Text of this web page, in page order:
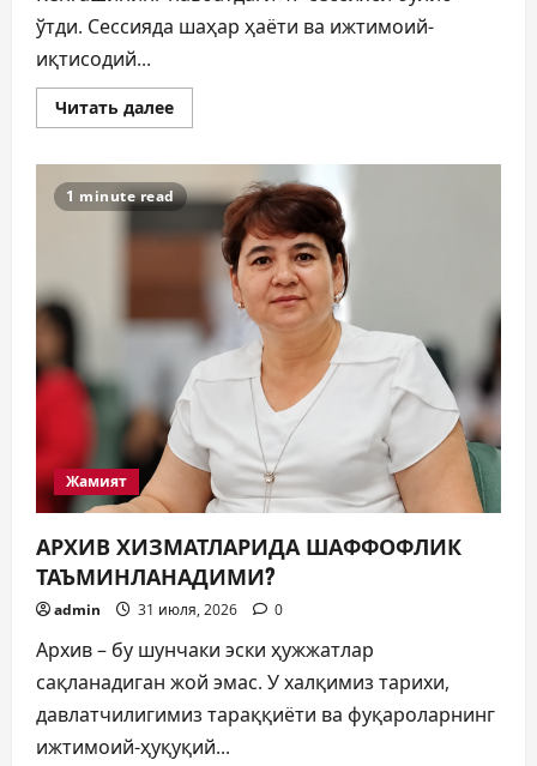
ўтди. Сессияда шаҳар ҳаёти ва ижтимоий-
иқтисодий...
Читать далееПрочитать
больше
МУҲИМ
МАСАЛАЛАРИ
СЕССИЯКУН
ТАРТИБИДА
1 minute read
Жамият
АРХИВ ХИЗМАТЛАРИДА ШАФФОФЛИК
ТАЪМИНЛАНАДИМИ?
admin 31 июля, 2026 0
Архив – бу шунчаки эски ҳужжатлар
сақланадиган жой эмас. У халқимиз тарихи,
давлатчилигимиз тараққиёти ва фуқароларнинг
ижтимоий-ҳуқуқий...